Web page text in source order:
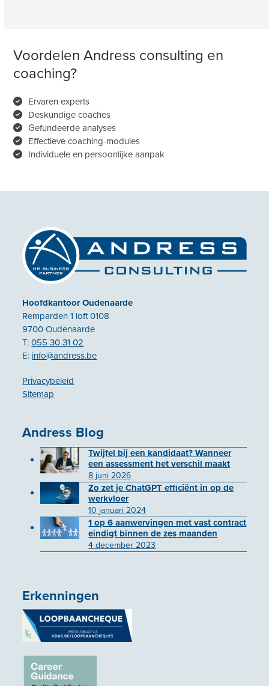
Voordelen Andress consulting en
coaching?
Ervaren experts
Deskundige coaches
Gefundeerde analyses
Effectieve coaching-modules
Individuele en persoonlijke aanpak
Hoofdkantoor Oudenaarde
Remparden 1 loft 0108
9700 Oudenaarde
T:055 30 31 02
E: info@andress.be
Privacybeleid
Sitemap
Andress Blog
Twijfel bij een kandidaat? Wanneer
een assessment het verschil maakt
8 juni 2026
Zo zet je ChatGPT efficiënt in op de
werkvloer
10 januari 2024
1 op 6 aanwervingen met vast contract
eindigt binnen de zes maanden
4 december 2023
Erkenningen